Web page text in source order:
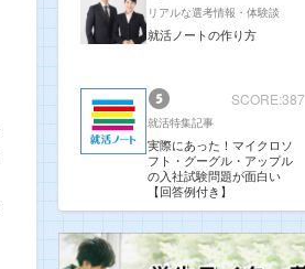
リアルな選考情報・体験談
就活ノートの作り方
SCORE:387
就活特集記事
実際にあった！マイクロソ
フト・グーグル・アップル
の入社試験問題が面白い
【回答例付き】